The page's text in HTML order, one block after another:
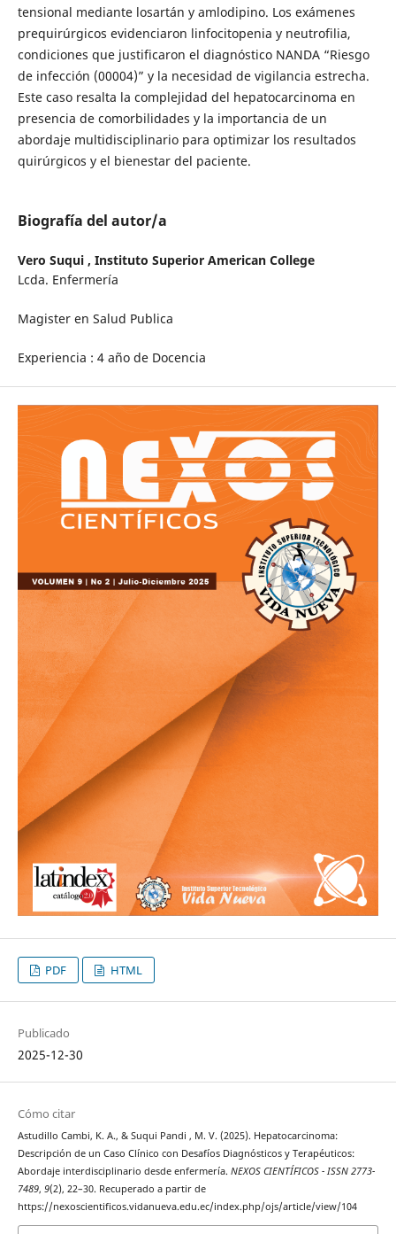
tensional mediante losartán y amlodipino. Los exámenes
prequirúrgicos evidenciaron linfocitopenia y neutrofilia,
condiciones que justificaron el diagnóstico NANDA “Riesgo
de infección (00004)” y la necesidad de vigilancia estrecha.
Este caso resalta la complejidad del hepatocarcinoma en
presencia de comorbilidades y la importancia de un
abordaje multidisciplinario para optimizar los resultados
quirúrgicos y el bienestar del paciente.
Biografía del autor/a
Vero Suqui , Instituto Superior American College
Lcda. Enfermería
Magister en Salud Publica
Experiencia : 4 año de Docencia
PDF HTML
Publicado
2025-12-30
Cómo citar
Astudillo Cambi, K. A., & Suqui Pandi , M. V. (2025). Hepatocarcinoma:
Descripción de un Caso Clínico con Desafíos Diagnósticos y Terapéuticos:
Abordaje interdisciplinario desde enfermería. NEXOS CIENTÍFICOS - ISSN 2773-
7489, 9(2), 22–30. Recuperado a partir de
https://nexoscientificos.vidanueva.edu.ec/index.php/ojs/article/view/104